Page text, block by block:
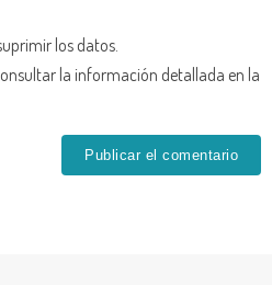
los datos.
la información detallada en la